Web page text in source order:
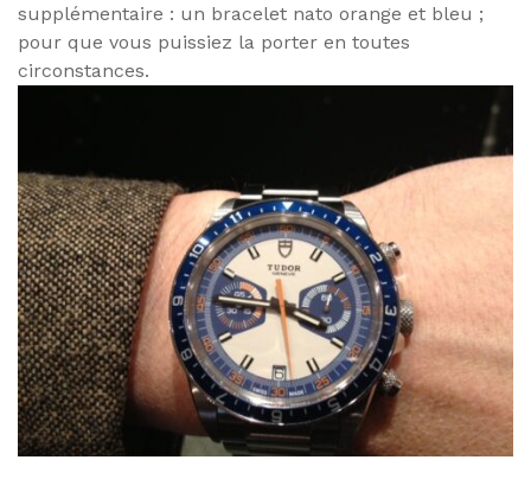
supplémentaire : un bracelet nato orange et bleu ;
pour que vous puissiez la porter en toutes
circonstances.